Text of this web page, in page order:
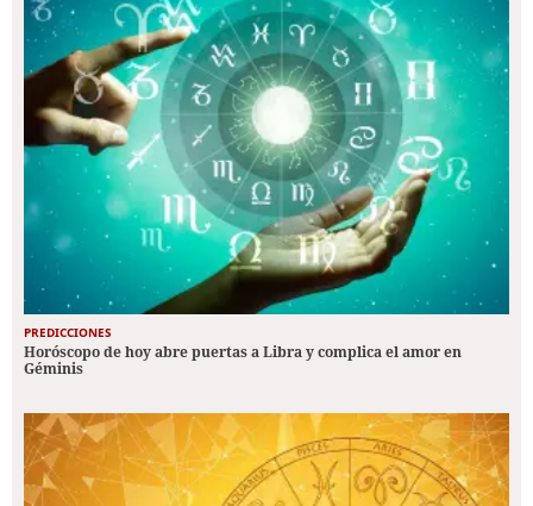
PREDICCIONES
Horóscopo de hoy abre puertas a Libra y complica el amor en
Géminis